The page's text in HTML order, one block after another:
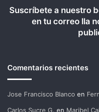
Suscríbete a nuestro
en tu correo lla
Comentarios recientes
Jose Francisco Blanco en
Carlos Sucre G. en Maribel